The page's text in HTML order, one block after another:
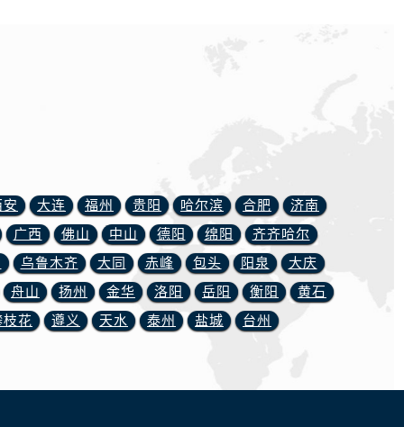
安 大连 福州 贵阳 哈尔滨 合肥
济南
广西 佛山 中山 德阳 绵阳
齐齐哈尔
乌鲁木齐 大同 赤峰 包头 阳泉
大庆
舟山 扬州 金华 洛阳 岳阳 衡阳
黄石
枝花 遵义 天水 泰州 盐城 台州